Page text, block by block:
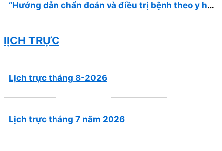
“Hướng dẫn chẩn đoán và điều trị bệnh theo y học
lỊCH TRỰC
Lịch trực tháng 8-2026
Lịch trực tháng 7 năm 2026